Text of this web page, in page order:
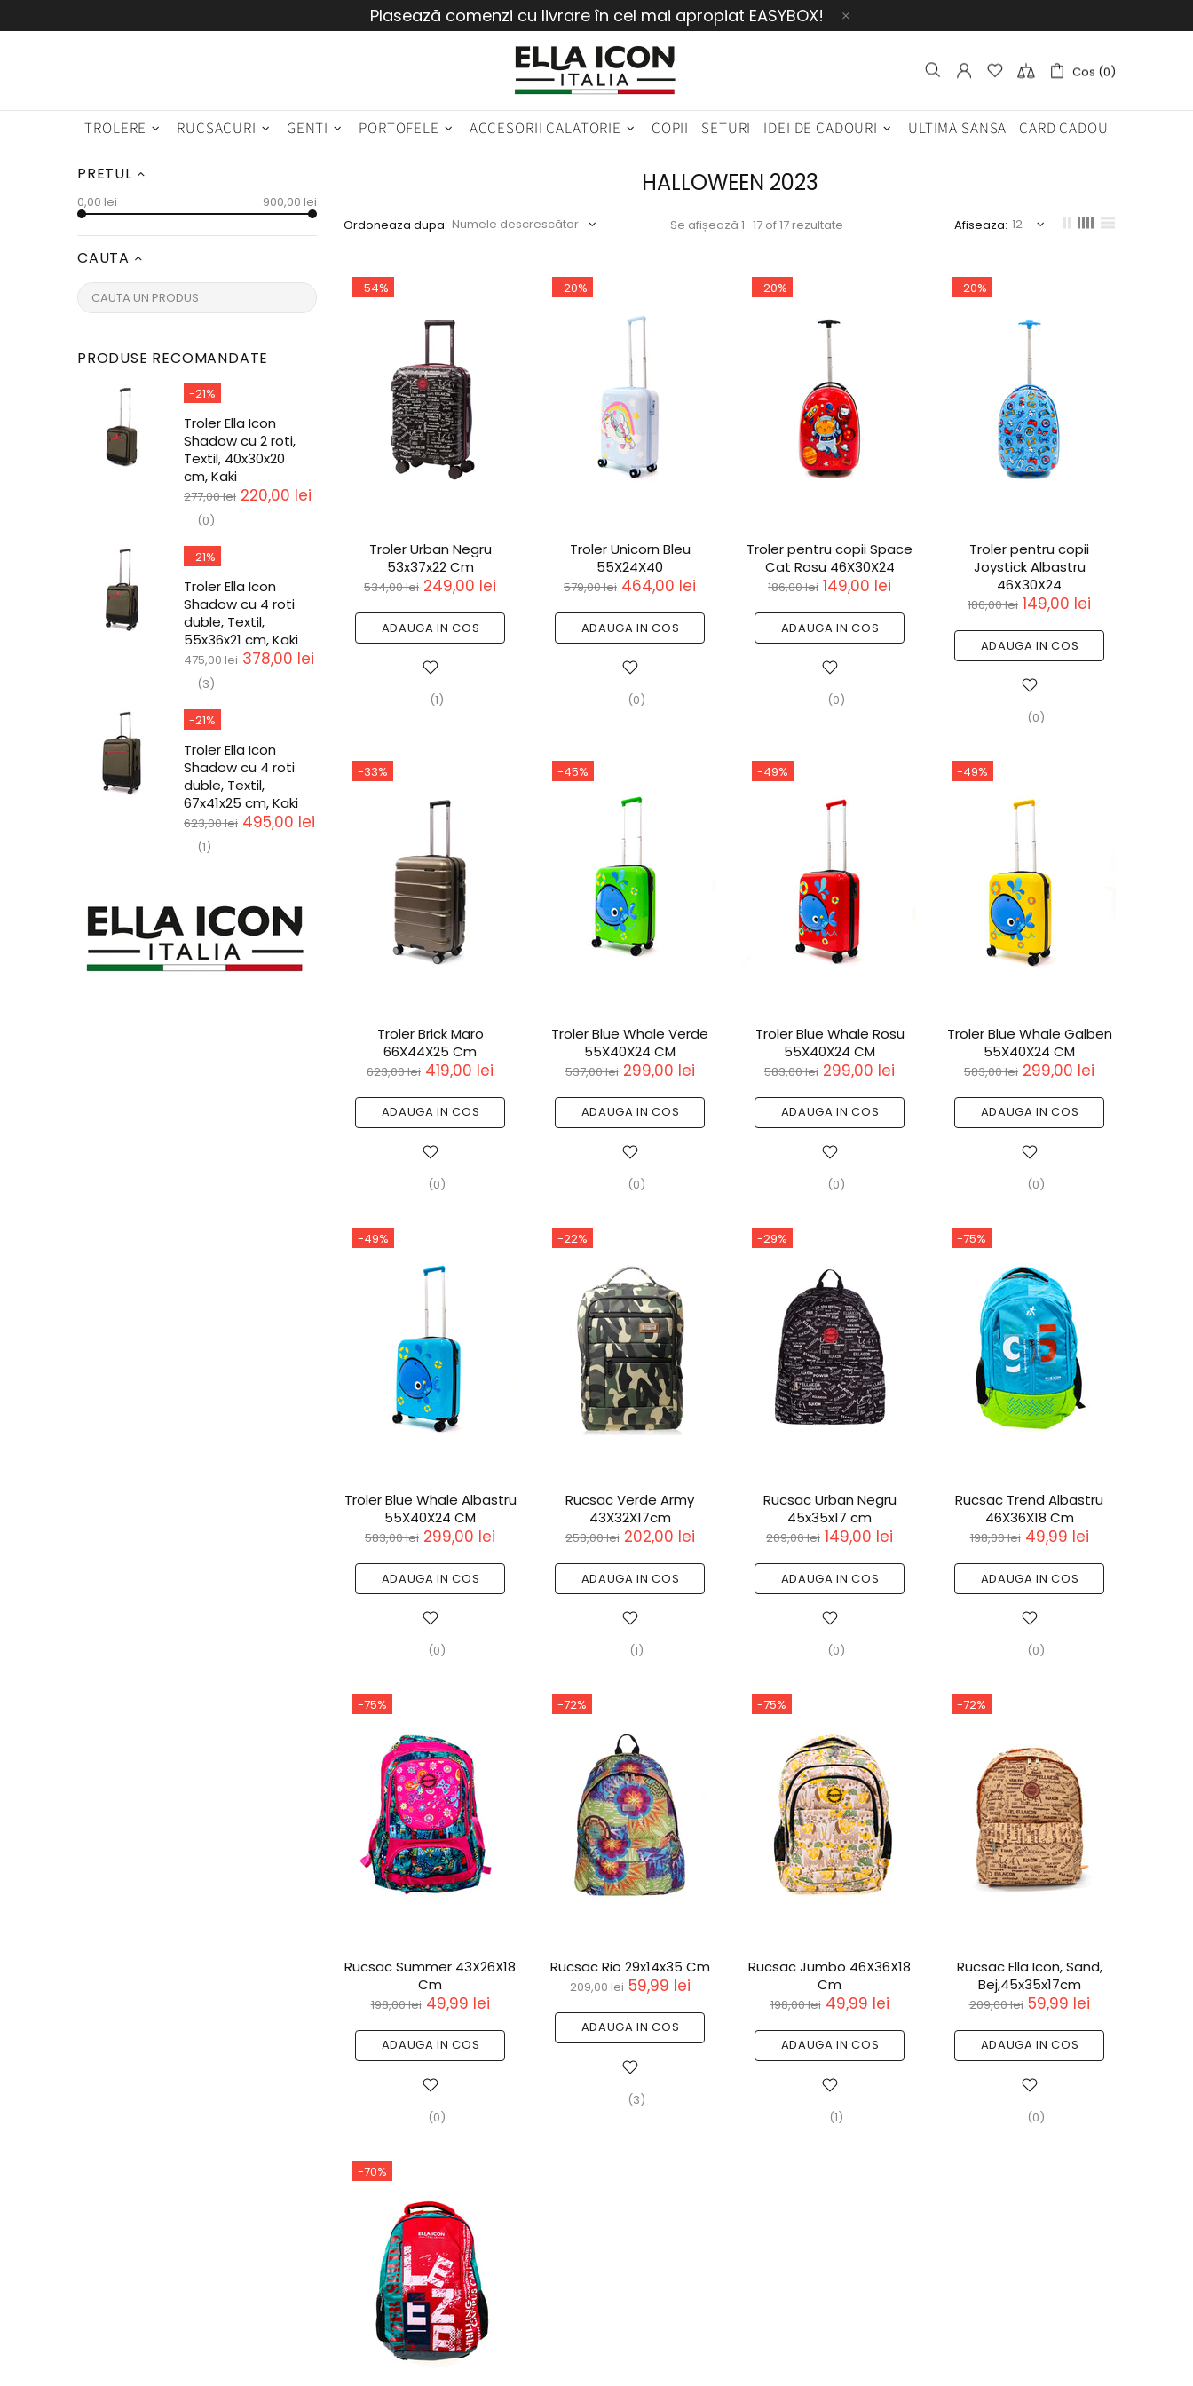
Plasează comenzi cu livrare în cel mai apropiat EASYBOX!
Cos (0)
TROLERE RUCSACURI GENTI PORTOFELE ACCESORII CALATORIE COPII SETURI IDEI DE CADOURI ULTIMA SANSA CARD CADOU
PRETUL
0,00 lei 900,00 lei
CAUTA
PRODUSE RECOMANDATE
-21%
Troler Ella Icon
Shadow cu 2 roti,
Textil, 40x30x20
cm, Kaki
277,00 lei 220,00 lei
(0)
-21%
Troler Ella Icon
Shadow cu 4 roti
duble, Textil,
55x36x21 cm, Kaki
475,00 lei 378,00 lei
(3)
-21%
Troler Ella Icon
Shadow cu 4 roti
duble, Textil,
67x41x25 cm, Kaki
623,00 lei 495,00 lei
(1)
HALLOWEEN 2023
Ordoneaza dupa: Se afișează 1–17 of 17 rezultate Afiseaza:
-54%
Troler Urban Negru
53x37x22 Cm
534,00 lei 249,00 lei
ADAUGA IN COS
(1)
-20%
Troler Unicorn Bleu
55X24X40
579,00 lei 464,00 lei
ADAUGA IN COS
(0)
-20%
Troler pentru copii Space
Cat Rosu 46X30X24
186,00 lei 149,00 lei
ADAUGA IN COS
(0)
-20%
Troler pentru copii
Joystick Albastru
46X30X24
186,00 lei 149,00 lei
ADAUGA IN COS
(0)
-33%
Troler Brick Maro
66X44X25 Cm
623,00 lei 419,00 lei
ADAUGA IN COS
(0)
-45%
Troler Blue Whale Verde
55X40X24 CM
537,00 lei 299,00 lei
ADAUGA IN COS
(0)
-49%
Troler Blue Whale Rosu
55X40X24 CM
583,00 lei 299,00 lei
ADAUGA IN COS
(0)
-49%
Troler Blue Whale Galben
55X40X24 CM
583,00 lei 299,00 lei
ADAUGA IN COS
(0)
-49%
Troler Blue Whale Albastru
55X40X24 CM
583,00 lei 299,00 lei
ADAUGA IN COS
(0)
-22%
Rucsac Verde Army
43X32X17cm
258,00 lei 202,00 lei
ADAUGA IN COS
(1)
-29%
Rucsac Urban Negru
45x35x17 cm
209,00 lei 149,00 lei
ADAUGA IN COS
(0)
-75%
Rucsac Trend Albastru
46X36X18 Cm
198,00 lei 49,99 lei
ADAUGA IN COS
(0)
-75%
Rucsac Summer 43X26X18
Cm
198,00 lei 49,99 lei
ADAUGA IN COS
(0)
-72%
Rucsac Rio 29x14x35 Cm
209,00 lei 59,99 lei
ADAUGA IN COS
(3)
-75%
Rucsac Jumbo 46X36X18
Cm
198,00 lei 49,99 lei
ADAUGA IN COS
(1)
-72%
Rucsac Ella Icon, Sand,
Bej,45x35x17cm
209,00 lei 59,99 lei
ADAUGA IN COS
(0)
-70%